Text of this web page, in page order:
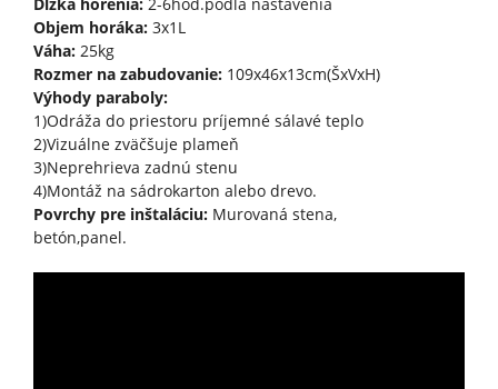
Dĺžka horenia: 2-6hod.podľa nastavenia
Objem horáka:3x1L
Váha:25kg
Rozmer na zabudovanie:109x46x13cm(ŠxVxH)
Výhody paraboly:
1)Odráža do priestoru príjemné sálavé teplo
2)Vizuálne zväčšuje plameň
3)Neprehrieva zadnú stenu
4)Montáž na sádrokarton alebo drevo.
Povrchy pre inštaláciu:Murovaná stena,
betón,panel.